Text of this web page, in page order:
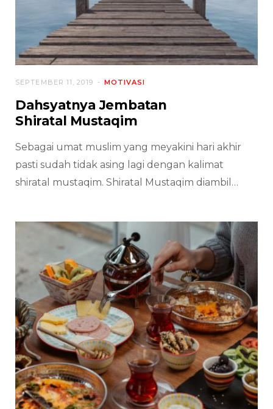
MOTIVASI
SEPTEMBER 11, 2019
Dahsyatnya Jembatan
Shiratal Mustaqim
Sebagai umat muslim yang meyakini hari akhir
pasti sudah tidak asing lagi dengan kalimat
shiratal mustaqim. Shiratal Mustaqim diambil…